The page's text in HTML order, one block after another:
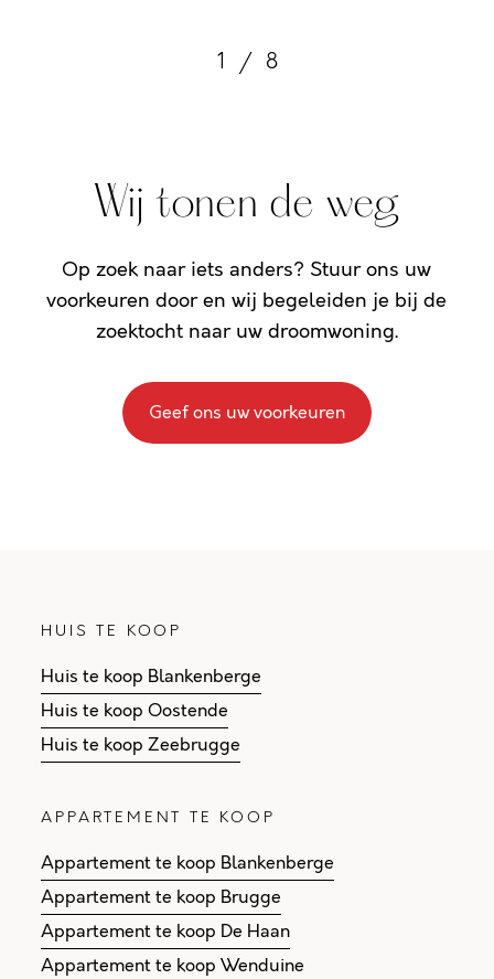
1 / 8
Wij tonen de weg
Op zoek naar iets anders? Stuur ons uw
voorkeuren door en wij begeleiden je bij de
zoektocht naar uw droomwoning.
Geef ons uw voorkeuren
HUIS TE KOOP
Huis te koop Blankenberge
Huis te koop Oostende
Huis te koop Zeebrugge
APPARTEMENT TE KOOP
Appartement te koop Blankenberge
Appartement te koop Brugge
Appartement te koop De Haan
Appartement te koop Wenduine